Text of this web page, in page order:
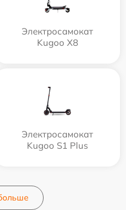
Электросамокат
Kugoo X8
Электросамокат
Kugoo S1 Plus